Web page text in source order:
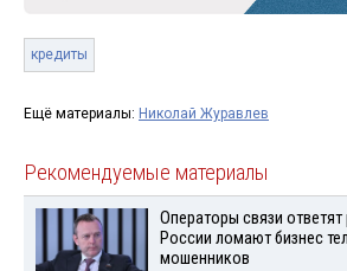
кредиты
Ещё материалы: Николай Журавлев
Рекомендуемые материалы
Операторы связи ответят
России ломают бизнес
мошенников